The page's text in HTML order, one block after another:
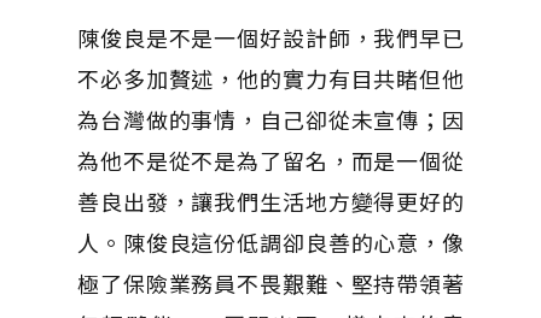
陳俊良是不是一個好設計師，我們早已
不必多加贅述，他的實力有目共睹但他
為台灣做的事情，自己卻從未宣傳；因
為他不是從不是為了留名，而是一個從
善良出發，讓我們生活地方變得更好的
人。陳俊良這份低調卻良善的心意，像
極了保險業務員不畏艱難、堅持帶領著